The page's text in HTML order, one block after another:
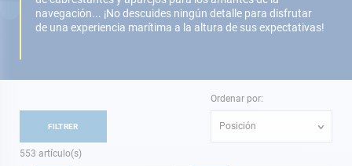
navegación... ¡No descuides ningún detalle para disfrutar
de una experiencia marítima a la altura de sus expectativas!
553 artículo(s)
Ordenar por:
Posición
FILTRER